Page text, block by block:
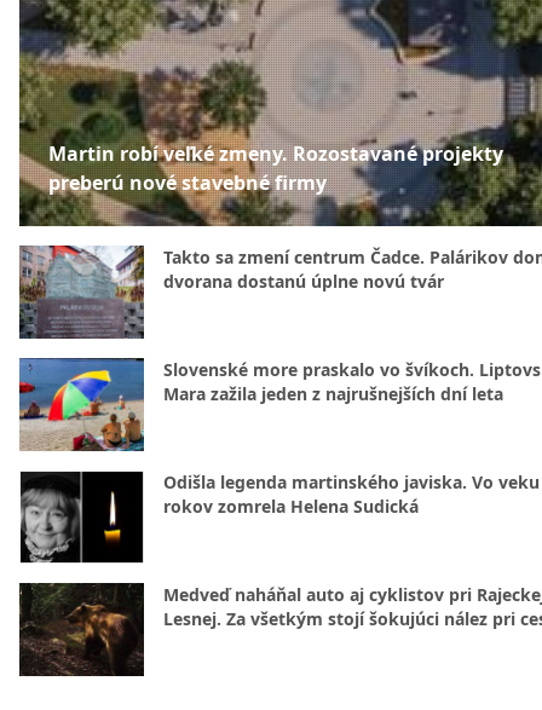
Martin robí veľké zmeny. Rozostavané projekty
preberú nové stavebné firmy
Takto sa zmení centrum Čadce. Palárikov
dvorana dostanú úplne novú tvár
Slovenské more praskalo vo švíkoch.
Mara zažila jeden z najrušnejších dní leta
Odišla legenda martinského javiska. Vo veku
rokov zomrela Helena Sudická
Medveď naháňal auto aj cyklistov pri
Lesnej. Za všetkým stojí šokujúci nález pri